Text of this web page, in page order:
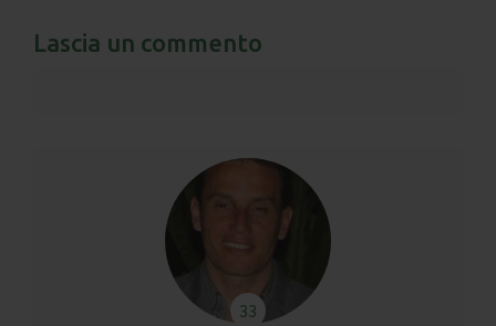
Lascia un commento
33